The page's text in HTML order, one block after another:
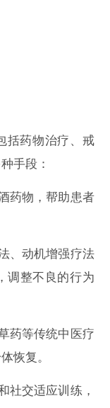
括药物治疗、戒
手段：
药物，帮助患者
、动机增强疗法
调整不良的行为
药等传统中医疗
恢复。
社交适应训练，